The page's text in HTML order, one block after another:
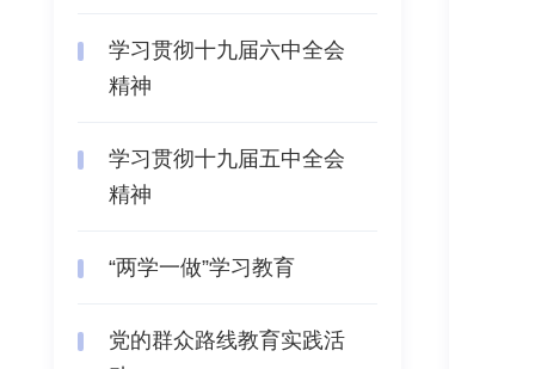
学习贯彻十九届六中全会
精神
学习贯彻十九届五中全会
精神
“两学一做”学习教育
党的群众路线教育实践活